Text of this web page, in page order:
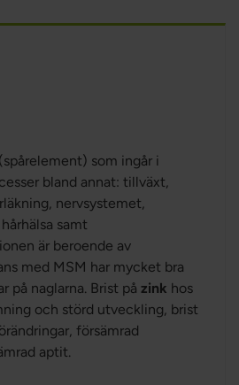
som ingår i
bland annat: tillväxt,
nervsystemet,
samt
är beroende av
med MSM har mycket bra
på naglarna. Brist på zink hos
och störd utveckling, brist
försämrad
aptit.